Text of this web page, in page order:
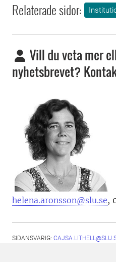
Relaterade sidor:
Vill du veta mer
nyhetsbrevet?
helena.aronsson@slu.se,
SIDANSVARIG: